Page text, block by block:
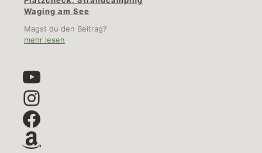
Waging am See
Magst du den Beitrag?
mehr lesen
YouTube
Instagram
Facebook
Amazon